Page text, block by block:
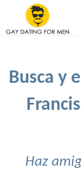
Busca y
Haz